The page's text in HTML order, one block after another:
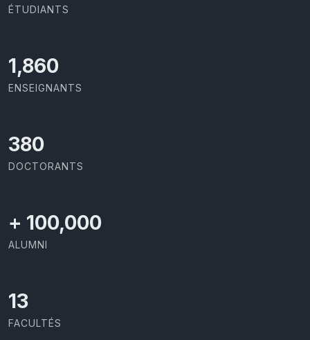
ÉTUDIANTS
1,973
ENSEIGNANTS
403
DOCTORANTS
+ 100,000
ALUMNI
13
FACULTÉS